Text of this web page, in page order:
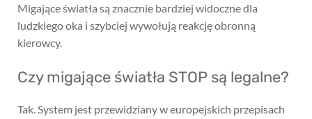
Migające światła są znacznie bardziej widoczne dla
ludzkiego oka i szybciej wywołują reakcję obronną
kierowcy.
Czy migające światła STOP są legalne?
Tak. System jest przewidziany w europejskich przepisach